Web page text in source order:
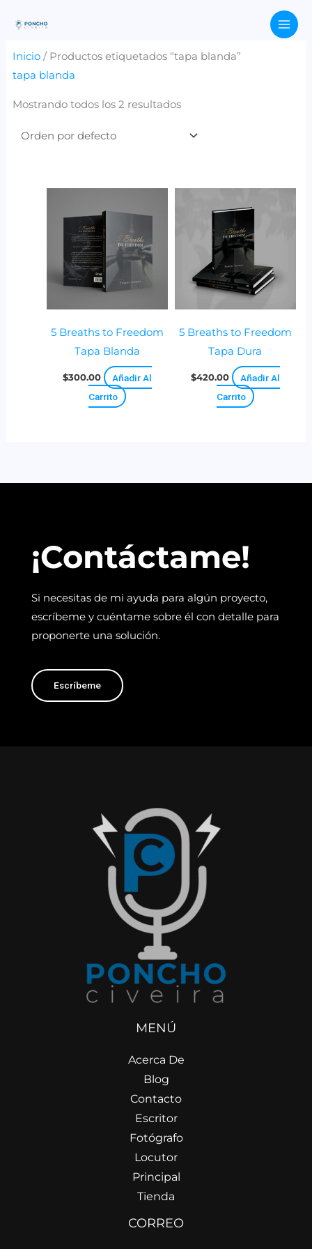
Inicio/ Productos etiquetados “tapa blanda”
tapa blanda
Mostrando todos los 2 resultados
5 Breaths to Freedom
Tapa Blanda
$300.00
Añadir Al
Carrito
5 Breaths to Freedom
Tapa Dura
$420.00
Añadir Al
Carrito
¡Contáctame!
Si necesitas de mi ayuda para algún proyecto,
escríbeme y cuéntame sobre él con detalle para
proponerte una solución.
Escríbeme
MENÚ
Acerca De
Blog
Contacto
Escritor
Fotógrafo
Locutor
Principal
Tienda
CORREO